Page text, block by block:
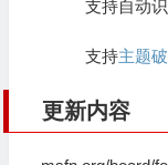
支持自动
支持主题
更新内容